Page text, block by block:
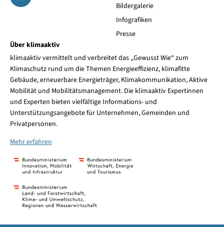
Bildergalerie
Infografiken
Presse
Über klimaaktiv
klimaaktiv vermittelt und verbreitet das „Gewusst Wie“ zum
Klimaschutz rund um die Themen Energieeffizienz, klimafitte
Gebäude, erneuerbare Energieträger, Klimakommunikation, Aktive
Mobilität und Mobilitätsmanagement. Die klimaaktiv Expertinnen
und Experten bieten vielfältige Informations- und
Unterstützungsangebote für Unternehmen, Gemeinden und
Privatpersonen.
Mehr erfahren